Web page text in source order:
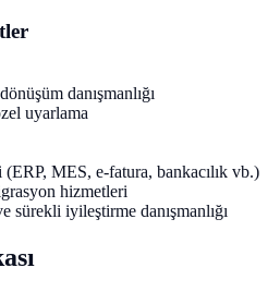
danışmanlığı
uyarlama
MES, e-fatura, bankacılık vb.)
hizmetleri
sürekli iyileştirme danışmanlığı